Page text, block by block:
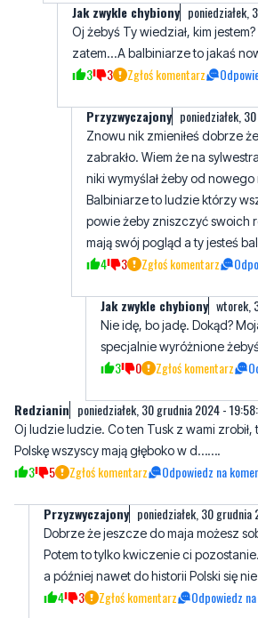
Jak zwykle chybiony poniedziałek,
Oj żebyś Ty wiedział, kim
zatem...A balbiniarze to jakaś
3 3 Zgłoś komentarz
Przyzwyczajony poniedziałek,
Znowu nik zmieniłeś dobrze
zabrakło. Wiem że na
niki wymyślał żeby od nowego
Balbiniarze to ludzie którzy
powie żeby zniszczyć swoich
mają swój pogląd a ty jesteś
4 3 Zgłoś komentarz
Jak zwykle chybiony wtorek,
Nie idę, bo jadę. Dokąd?
specjalnie wyróżnione żebyś
3 0 Zgłoś komentarz
Redzianin poniedziałek, 30 grudnia 2024 -
Oj ludzie ludzie. Co ten Tusk z wami zrobił,
Polskę wszyscy mają głęboko w d…….
3 5 Zgłoś komentarz Odpowiedz na
Przyzwyczajony poniedziałek, 30
Dobrze że jeszcze do maja możesz
Potem to tylko kwiczenie ci
a później nawet do historii Polski się
4 3 Zgłoś komentarz Odpowiedz